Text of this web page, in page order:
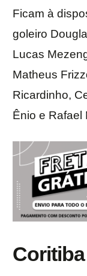
Ficam à
goleiro
Lucas
Matheus
Ricardinho,
Ênio e Rafael